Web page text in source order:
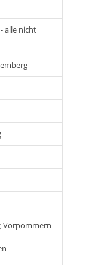
alle nicht
Vorpommern